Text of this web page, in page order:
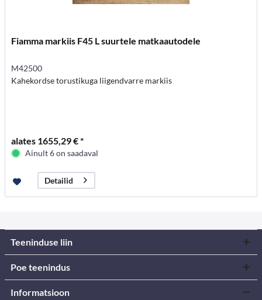
Fiamma markiis F45 L suurtele matkaautodele
M42500
Kahekordse torustikuga liigendvarre markiis
alates 1655,29 € *
Ainult 6 on saadaval
Detailid
Teeninduse liin
Poe teenindus
Informatsioon